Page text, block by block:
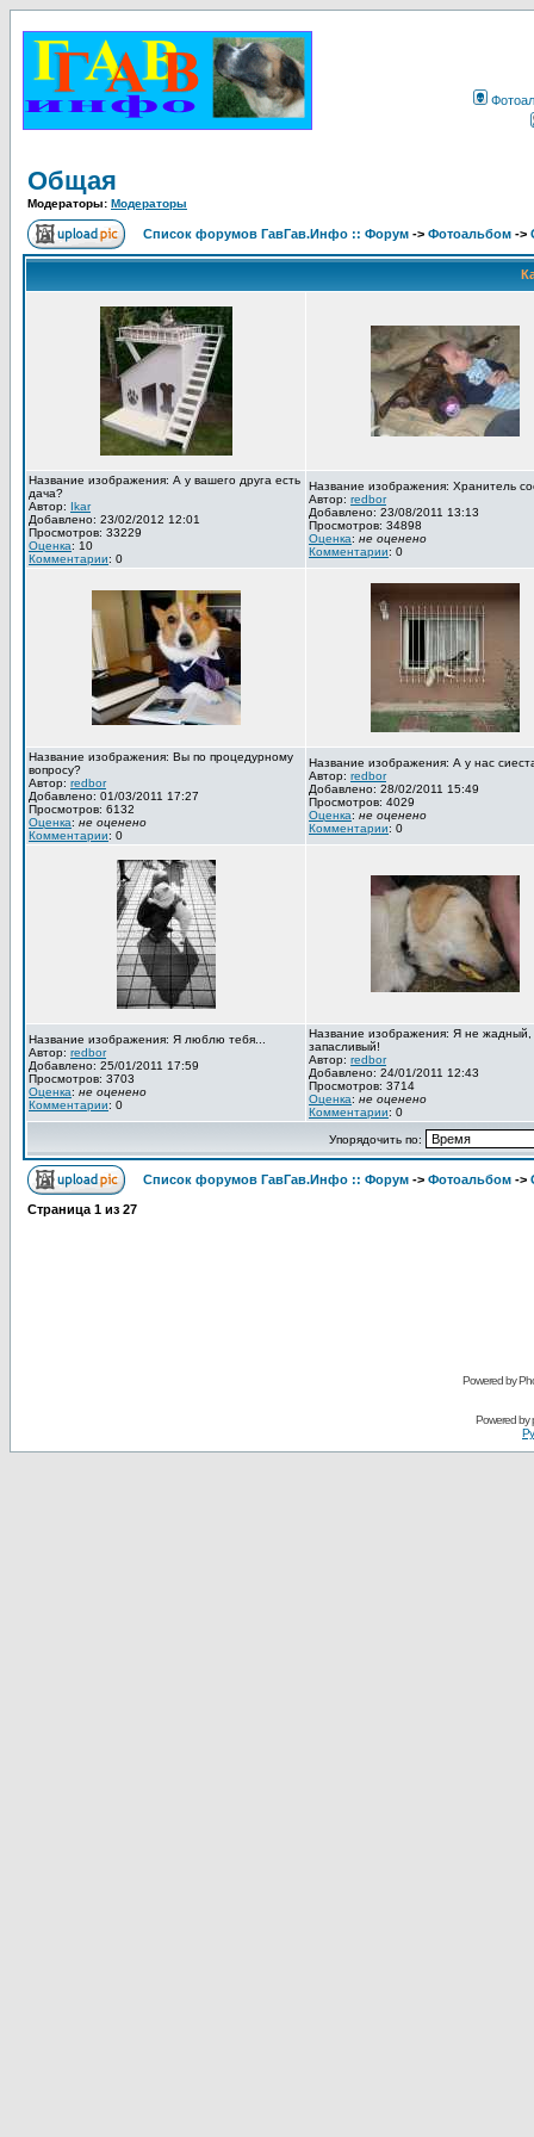
Общая
Модераторы: Модераторы
Список форумов ГавГав.Инфо :: Форум -> Фотоальбом ->
Название изображения: А у вашего друга есть
дача?
Автор: Ikar
Добавлено: 23/02/2012 12:01
Просмотров: 33229
Оценка: 10
Комментарии: 0
Название изображения: Хранитель
Автор: redbor
Добавлено: 23/08/2011 13:13
Просмотров: 34898
Оценка: не оценено
Комментарии: 0
Название изображения: Вы по процедурному
вопросу?
Автор: redbor
Добавлено: 01/03/2011 17:27
Просмотров: 6132
Оценка: не оценено
Комментарии: 0
Название изображения: А у нас
Автор: redbor
Добавлено: 28/02/2011 15:49
Просмотров: 4029
Оценка: не оценено
Комментарии: 0
Название изображения: Я люблю тебя...
Автор: redbor
Добавлено: 25/01/2011 17:59
Просмотров: 3703
Оценка: не оценено
Комментарии: 0
Название изображения: Я не жадный,
запасливый!
Автор: redbor
Добавлено: 24/01/2011 12:43
Просмотров: 3714
Оценка: не оценено
Комментарии: 0
Упорядочить по:
Список форумов ГавГав.Инфо :: Форум -> Фотоальбом ->
Страница 1 из 27
Powered by
Powered by